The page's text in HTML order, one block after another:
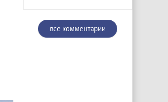
все комментарии